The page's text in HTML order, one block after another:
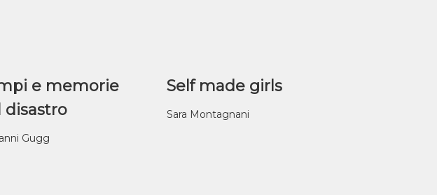
e memorie
disastro
Gugg
Self made girls
Sara Montagnani